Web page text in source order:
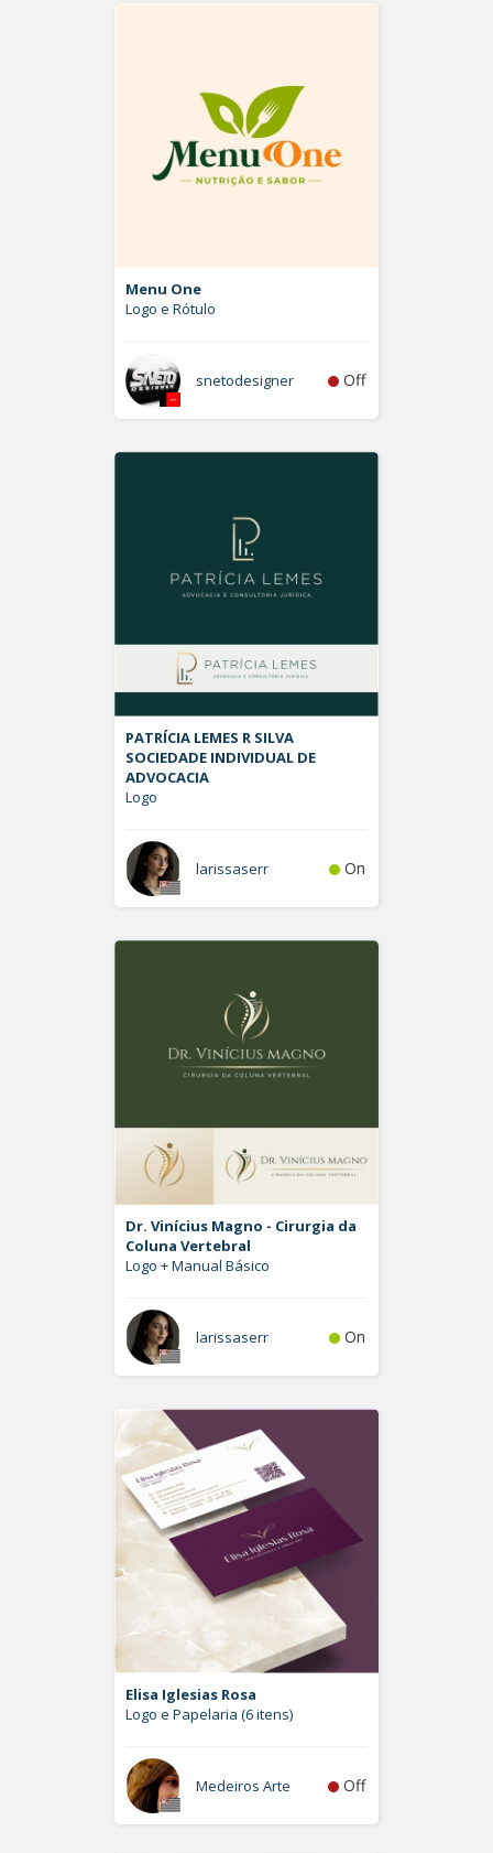
Menu One
Logo e Rótulo
snetodesigner Off
PATRÍCIA LEMES R SILVA
SOCIEDADE INDIVIDUAL DE
ADVOCACIA
Logo
larissaserr On
Dr. Vinícius Magno - Cirurgia da
Coluna Vertebral
Logo + Manual Básico
larissaserr On
Elisa Iglesias Rosa
Logo e Papelaria (6 itens)
Medeiros Arte Off